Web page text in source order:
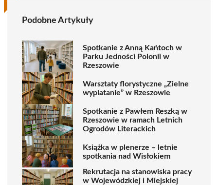
Podobne Artykuły
Spotkanie z Anną Kańtoch w
Parku Jedności Polonii w
Rzeszowie
Warsztaty florystyczne „Zielne
wyplatanie” w Rzeszowie
Spotkanie z Pawłem Reszką w
Rzeszowie w ramach Letnich
Ogrodów Literackich
Książka w plenerze – letnie
spotkania nad Wisłokiem
Rekrutacja na stanowiska pracy
w Wojewódzkiej i Miejskiej